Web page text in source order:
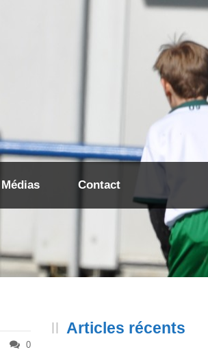
Médias Contact
0
Articles récents